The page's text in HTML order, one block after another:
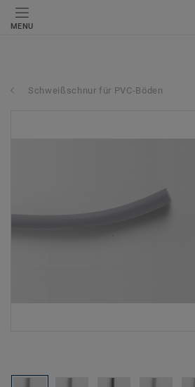
MENU
Schweißschnur für PVC-Böden